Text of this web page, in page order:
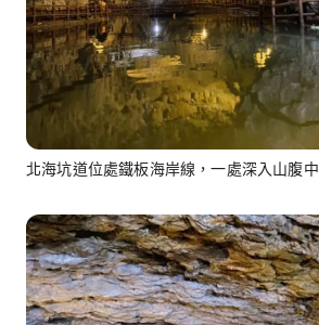
北海坑道位處鐵板海岸線，一處深入山腹中